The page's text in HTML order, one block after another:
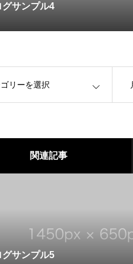
グサンプル4
関連記事
グサンプル4